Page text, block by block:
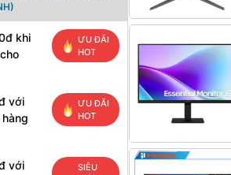
khi
ƯU ĐÃI
HOT
với
ƯU ĐÃI
HOT
với
SIÊU